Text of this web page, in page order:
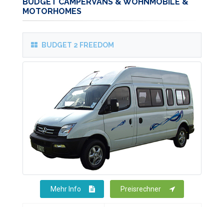
MOTORHOMES
BUDGET 2 FREEDOM
Mehr Info Preisrechner